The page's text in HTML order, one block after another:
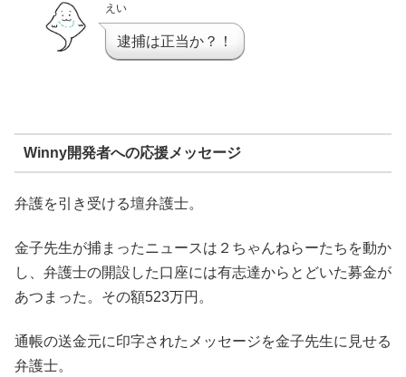
えい
逮捕は正当か？！
Winny開発者への応援メッセージ
弁護を引き受ける壇弁護士。
金子先生が捕まったニュースは２ちゃんねらーたちを動か
し、弁護士の開設した口座には有志達からとどいた募金が
あつまった。その額523万円。
通帳の送金元に印字されたメッセージを金子先生に見せる
弁護士。